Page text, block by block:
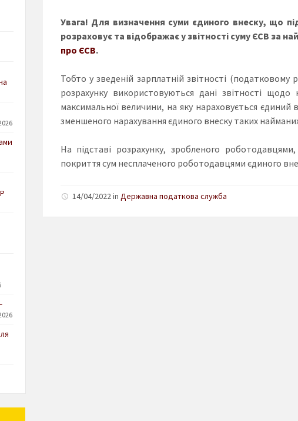
Увага! Для визначення суми єдиного внеску, що
розраховує та відображає у звітності суму ЄСВ за
про ЄСВ.
Тобто у зведеній зарплатній звітності
розрахунку використовуються дані звітності
максимальної величини, на яку нараховується
зменшеного нарахування єдиного внеску таких
На підставі розрахунку, зробленого
покриття сум несплаченого роботодавцями єдиного
14/04/2022 in Державна податкова служба